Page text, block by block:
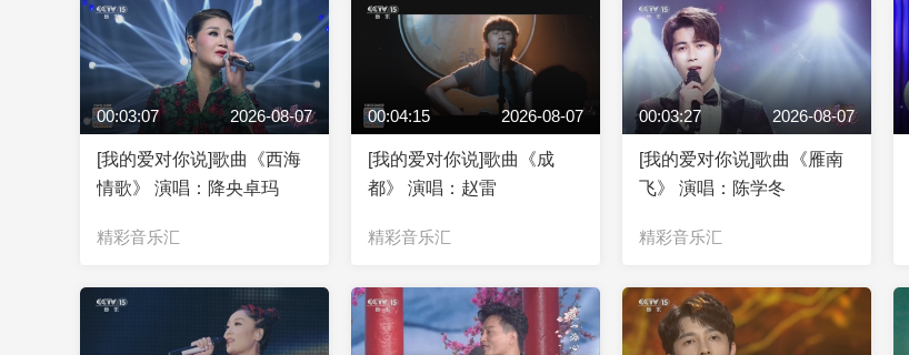
00:03:07 2026-08-07
[我的爱对你说]歌曲《西海
情歌》 演唱：降央卓玛
精彩音乐汇
00:04:15 2026-08-07
[我的爱对你说]歌曲《成
都》 演唱：赵雷
精彩音乐汇
00:03:27 2026-08-07
[我的爱对你说]歌曲《雁南
飞》 演唱：陈学冬
精彩音乐汇